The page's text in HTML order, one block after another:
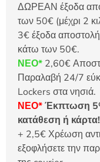
ΔΩΡΕΑΝ έξοδα
των 50€ (μέχρι 2
3€ έξοδα
κάτω των 50€.
ΝΕΟ* 2,60€
Παραλαβή 24/7
Lockers στα νησιά.
ΝΕΟ*Έκπτωση
κατάθεση ή κάρτα!
+ 2,5€ Χρέωση
εξοφλήσετε την